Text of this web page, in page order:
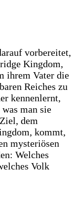
vorbereitet,
Kingdom,
ihrem Vater die
Reiches zu
kennenlernt,
man sie
dem
kommt,
mysteriösen
Welches
Volk